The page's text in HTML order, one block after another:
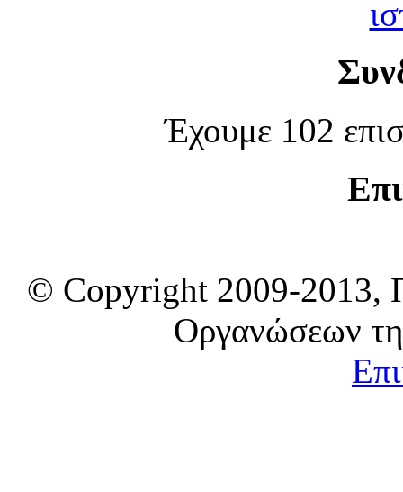
Έχουμε 102
© Copyright 2009-2013,
Οργανώσεων